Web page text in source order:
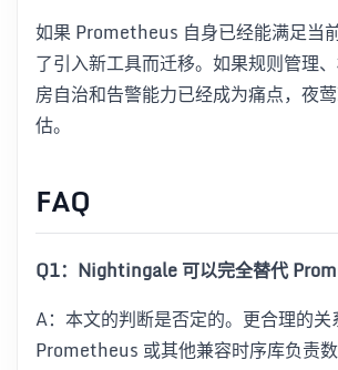
如果 Prometheus 自身已经能满足当
了引入新工具而迁移。如果规则管理
房自治和告警能力已经成为痛点，夜
估。
FAQ
Q1：Nightingale 可以完全替代
A：本文的判断是否定的。更合理的关
Prometheus 或其他兼容时序库负责数